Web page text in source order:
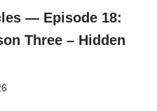
— Episode 18:
Three – Hidden